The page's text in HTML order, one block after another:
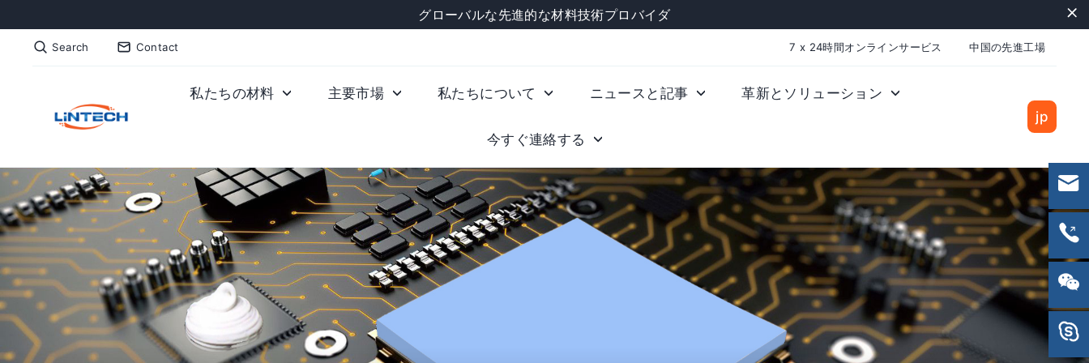
to
content
グローバルな先進的な材料技術プロバイダ
Search Contact 7 x 24時間オンラインサービス 中国の先進工場
私たちの材料 主要市場 私たちについて ニュースと記事 革新とソリューション
今すぐ連絡する
jp